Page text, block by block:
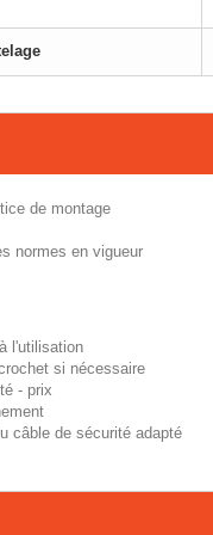
de montage
normes en vigueur
l'utilisation
si nécessaire
- prix
câble de sécurité adapté